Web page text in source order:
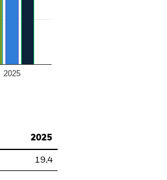
2025
2025
19,4